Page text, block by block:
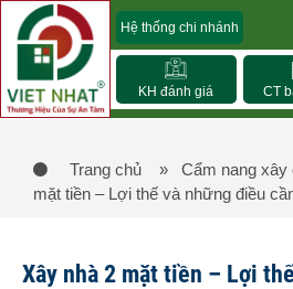
Hệ thống chi nhánh
KH đánh giá CT
Trang chủ » Cẩm nang xây
mặt tiền – Lợi thế và những điều
Xây nhà 2 mặt tiền – Lợi